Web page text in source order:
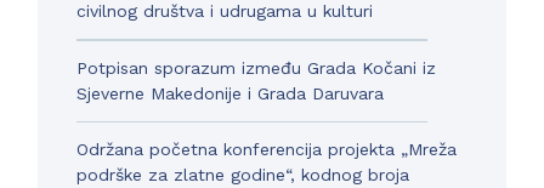
civilnog društva i udrugama u kulturi
Potpisan sporazum između Grada Kočani iz
Sjeverne Makedonije i Grada Daruvara
Održana početna konferencija projekta „Mreža
podrške za zlatne godine“, kodnog broja